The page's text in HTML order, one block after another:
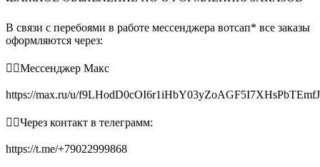
В связи с перебоями в работе мессенджера вотсап* все заказы
оформляются через:
👉🏻Мессенджер Макс
https://max.ru/u/
👉🏻Через контакт в телеграмм:
https://t.me/+79022999868